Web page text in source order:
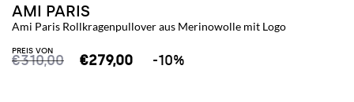
AMI PARIS
Ami Paris Rollkragenpullover aus Merinowolle mit Logo
PREIS VON
€310,00 €279,00 -10%